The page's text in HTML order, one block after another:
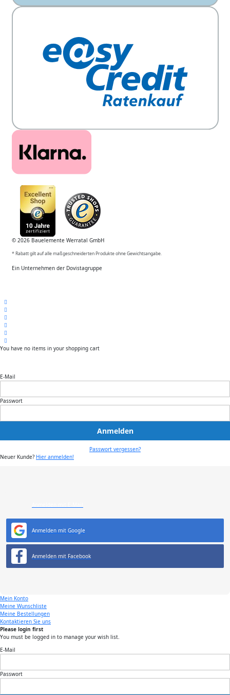
© 2026 Bauelemente Werratal GmbH
* Rabatt gilt auf alle maßgeschneiderten Produkte ohne Gewichtsangabe.
Ein Unternehmen der Dovistagruppe
You have no items in your shopping cart
E-Mail
Passwort
Anmelden
Passwort vergessen?
Neuer Kunde? Hier anmelden!
Anmelden mit Google
Anmelden mit Facebook
Mein Konto
Meine Wunschliste
Meine Bestellungen
Kontaktieren Sie uns
Please login first
You must be logged in to manage your wish list.
E-Mail
Passwort